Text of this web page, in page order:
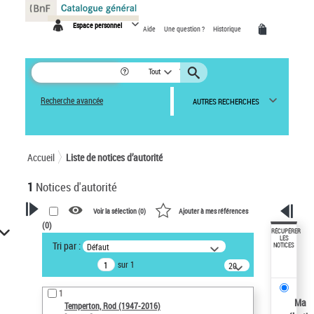
Espace personnel Aide Une question ? Historique
Tout
Recherche avancée AUTRES RECHERCHES
Accueil Liste de notices d’autorité
1 Notices d'autorité
VOTRE RECHERCHE
Recherche avancée dans les
notices d’autorité
Œuvres liées à l'auteur :
Temperton, Rod (1947-2016)
Voir la sélection (0) Ajouter à mes références
(0)
Tri par : Défaut
sur 1
20
résultats/page
1
Temperton, Rod (1947-2016)
RÉCUPÉRER
LES
NOTICES
Ma
Panneau de gestion des cookies